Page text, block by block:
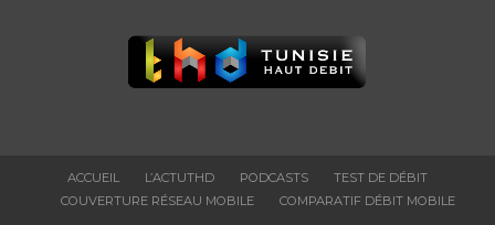
ACCUEIL L’ACTUTHD PODCASTS
TEST DE DÉBIT
COUVERTURE RÉSEAU MOBILE
COMPARATIF DÉBIT MOBILE